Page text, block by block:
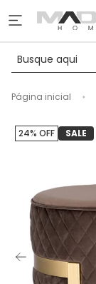
Página inicial
24% OFF SALE